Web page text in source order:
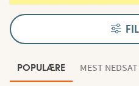
POPULÆRE MEST NEDSAT